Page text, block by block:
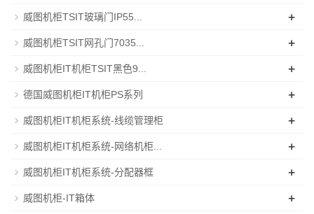
威图机柜TSIT玻璃门IP55... +
威图机柜TSIT网孔门7035... +
威图机柜IT机柜TSIT黑色9... +
德国威图机柜IT机柜PS系列 +
威图机柜IT机柜系统-线缆管理柜 +
威图机柜IT机柜系统-网络机柜... +
威图机柜IT机柜系统-分配器框 +
威图机柜-IT箱体 +